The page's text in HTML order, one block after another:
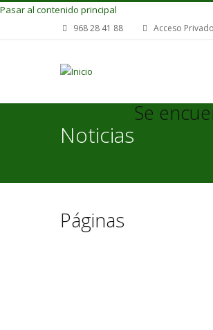
Pasar al contenido principal
968 28 41 88 Acceso Privado
Noticias
Se
Páginas